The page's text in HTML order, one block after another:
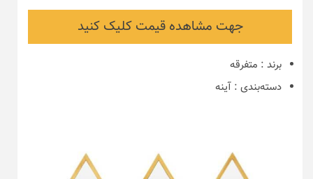
جهت مشاهده قیمت کلیک کنید
برند : متفرقه
دسته‌بندی : آینه